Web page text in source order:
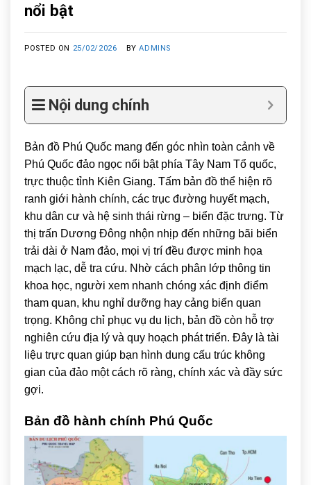
nổi bật
POSTED ON 25/02/2026 BYADMINS
Nội dung chính
Bản đồ Phú Quốc mang đến góc nhìn toàn cảnh về
Phú Quốc đảo ngọc nổi bật phía Tây Nam Tổ quốc,
trực thuộc tỉnh Kiên Giang. Tấm bản đồ thể hiện rõ
ranh giới hành chính, các trục đường huyết mạch,
khu dân cư và hệ sinh thái rừng – biển đặc trưng. Từ
thị trấn Dương Đông nhộn nhịp đến những bãi biển
trải dài ở Nam đảo, mọi vị trí đều được minh họa
mạch lạc, dễ tra cứu. Nhờ cách phân lớp thông tin
khoa học, người xem nhanh chóng xác định điểm
tham quan, khu nghỉ dưỡng hay cảng biển quan
trọng. Không chỉ phục vụ du lịch, bản đồ còn hỗ trợ
nghiên cứu địa lý và quy hoạch phát triển. Đây là tài
liệu trực quan giúp bạn hình dung cấu trúc không
gian của đảo một cách rõ ràng, chính xác và đầy sức
gợi.
Bản đồ hành chính Phú Quốc